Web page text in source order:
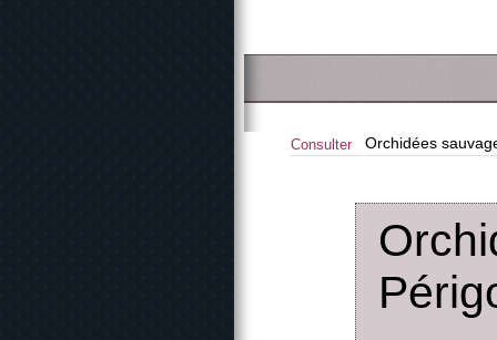
Consulter Orchidées